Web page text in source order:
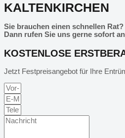
KALTENKIRCHEN
Sie brauchen einen schnellen Rat?
Dann rufen Sie uns gerne sofort
KOSTENLOSE
Jetzt Festpreisangebot für Ihre